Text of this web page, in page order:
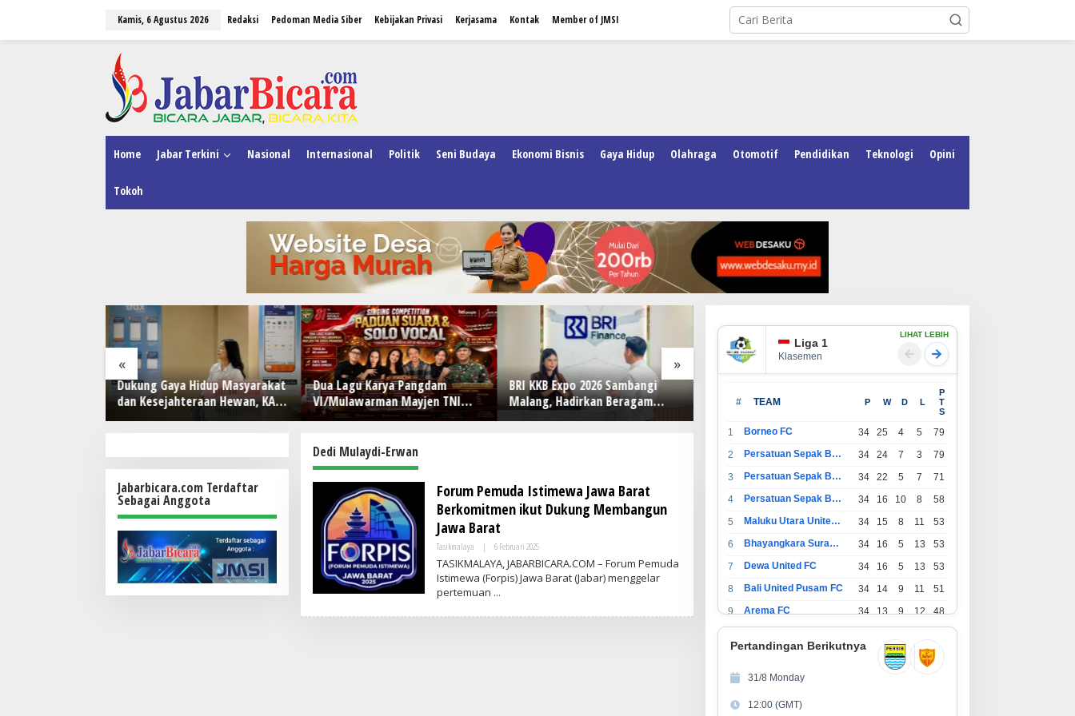
Kamis, 6 Agustus 2026 Redaksi Pedoman Media Siber Kebijakan Privasi Kerjasama Kontak Member of JMSI
Home Jabar Terkini Nasional Internasional Politik Seni Budaya Ekonomi Bisnis Gaya Hidup Olahraga Otomotif Pendidikan Teknologi Opini
Tokoh
« »
Dukung Gaya Hidup Masyarakat
dan Kesejahteraan Hewan, KAI
Logistik Layani Lebih dari 90
Dua Lagu Karya Pangdam
VI/Mulawarman Mayjen TNI
Krido Pramono Jadi Ikon
BRI KKB Expo 2026 Sambangi
Malang, Hadirkan Beragam
Promo Kendaraan dan
BRI KKB Expo Hadir di Sumatera
Utara, BRI Finance Tawarkan
Beragam Keuntungan
Pembiayaan Kendaraan
Cara Tarik Tunai Tanpa Kartu di
neobank, Lewat ATM Berlogo
PRIMA dan Indomaret
Jabarbicara.com Terdaftar
Sebagai Anggota
Dedi Mulaydi-Erwan
Forum Pemuda Istimewa Jawa Barat
Berkomitmen ikut Dukung Membangun
Jawa Barat
Tasikmalaya | 6 Februari 2025O
L
E
H
M
TASIKMALAYA, JABARBICARA.COM – Forum Pemuda
Istimewa (Forpis) Jawa Barat (Jabar) menggelar
pertemuan
Liga 1
Klasemen
LIHAT LEBIH
# TEAM P W D L
P
T
S
1 Borneo FC 34 25 4 5
79
2
Persatuan Sepak Bola Indonesia Bandung 34 24 7 3
79
3
Persatuan Sepak Bola Indonesia Jakarta 34 22 5 7
71
4
Persatuan Sepak Bola Surabaya 34 16 10 8
58
5
Maluku Utara United FC 34 15 8 11
53
6
Bhayangkara Surabaya United 34 16 5 13
53
7
Dewa United FC 34 16 5 13
53
8
Bali United Pusam FC 34 14 9 11
51
9
Arema FC 34 13 9 12
48
0
1
11 12 11
2
Pertandingan Berikutnya
31/8 Monday
12:00 (GMT)